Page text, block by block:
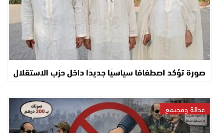
صورة تؤكد اصطفافًا سياسيًا جديدًا داخل حزب الاستقلال
عدالة ومجتمع